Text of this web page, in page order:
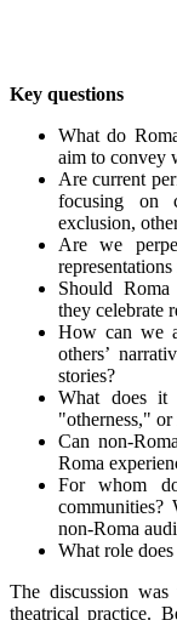
Key questions
What do
aim to convey
Are current
focusing on
exclusion,
Are we
Should
they celebrate
How can we
others’
stories?
What does
"otherness," or
Can non-
Roma
For whom
communities?
non-Roma
What role
The discussion
theatrical practice.